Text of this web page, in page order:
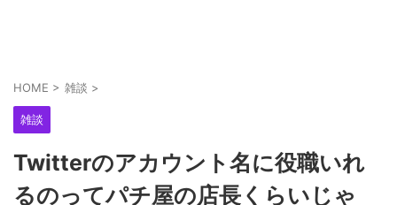
HOME > 雑談 >
雑談
Twitterのアカウント名に役職いれ
るのってパチ屋の店長くらいじゃ